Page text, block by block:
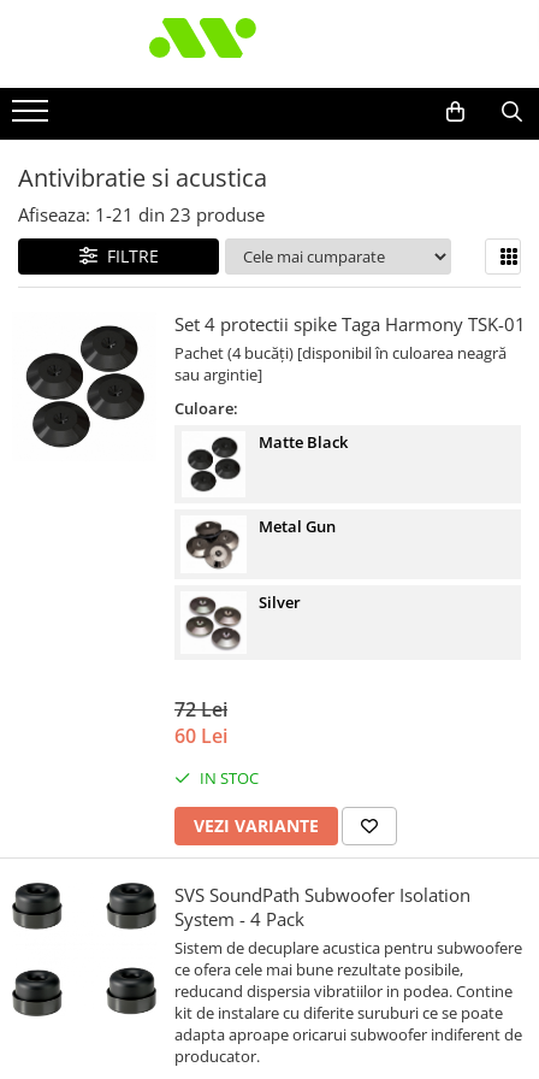
Antivibratie si acustica
Afiseaza: 1-21 din 23 produse
FILTRE
Set 4 protectii spike Taga Harmony TSK-01
Pachet (4 bucăți) [disponibil în culoarea neagră
sau argintie]
Culoare:
Matte Black
Metal Gun
Silver
72 Lei
60 Lei
IN STOC
VEZI VARIANTE
SVS SoundPath Subwoofer Isolation
System - 4 Pack
Sistem de decuplare acustica pentru subwoofere
ce ofera cele mai bune rezultate posibile,
reducand dispersia vibratiilor in podea. Contine
kit de instalare cu diferite suruburi ce se poate
adapta aproape oricarui subwoofer indiferent de
producator.